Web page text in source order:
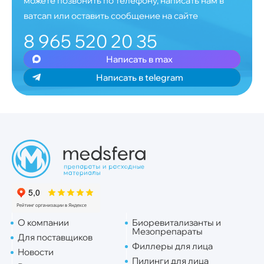
ватсап или оставить сообщение на сайте
8 965 520 20 35
Написать в max
Написать в telegram
О компании
Для поставщиков
Новости
Биоревитализанты и
Мезопрепараты
Филлеры для лица
Пилинги для лица